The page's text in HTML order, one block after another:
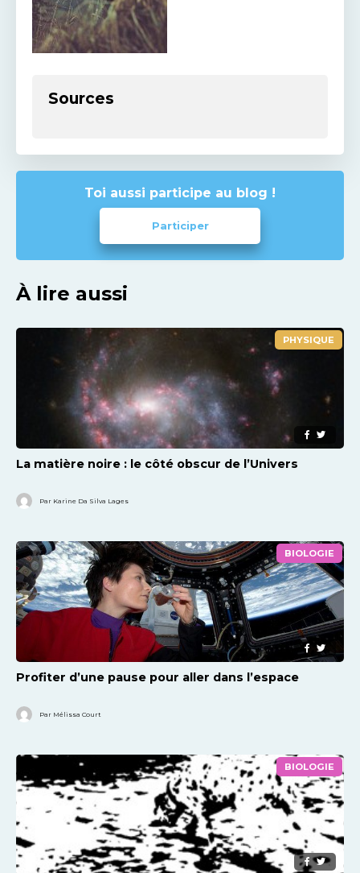
Sources
Toi aussi participe au blog !
Participer
À lire aussi
PHYSIQUE
La matière noire : le côté obscur de l’Univers
Par Karine Da Silva Lages
BIOLOGIE
Profiter d’une pause pour aller dans l’espace
Par Mélissa Court
BIOLOGIE